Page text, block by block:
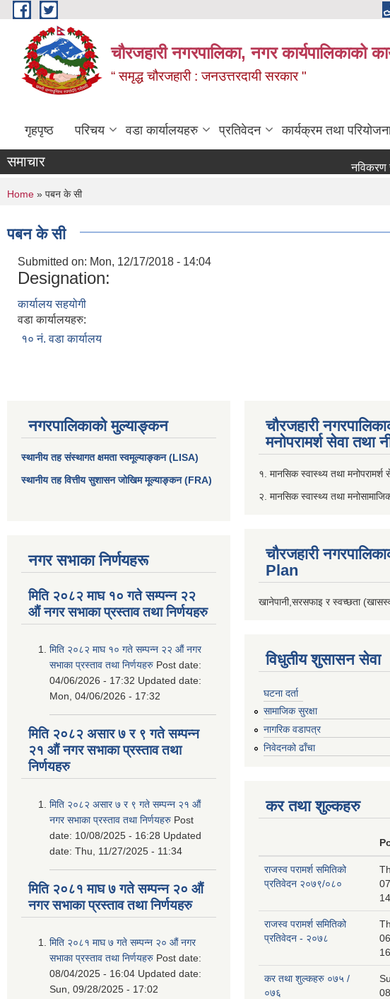
Skip to main content
चौरजहारी नगरपालिका, नगर कार्यपालिकाको
“ समृद्ध चौरजहारी : जनउत्तरदायी सरकार "
गृहपृष्ठ परिचय वडा कार्यालयहरु प्रतिवेदन कार्यक्रम तथा
समाचार नविकरण
You are here
Home » पबन के सी
पबन के सी
Submitted on: Mon, 12/17/2018 - 14:04
Designation:
कार्यालय सहयोगी
वडा कार्यालयहरु:
१० नं. वडा कार्यालय
नगरपालिकाको मुल्याङ्कन
स्थानीय तह संस्थागत क्षमता स्वमूल्याङ्कन (LISA)
स्थानीय तह वित्तीय सुशासन जोखिम मूल्याङ्कन (FRA)
नगर सभाका निर्णयहरू
मिति २०८२ माघ १० गते सम्पन्न २२
औं नगर सभाका प्रस्ताव तथा निर्णयहरु
मिति २०८२ माघ १० गते सम्पन्न २२ औं नगर
सभाका प्रस्ताव तथा निर्णयहरु Post date:
04/06/2026 - 17:32 Updated date:
Mon, 04/06/2026 - 17:32
मिति २०८२ असार ७ र ९ गते सम्पन्न
२१ औं नगर सभाका प्रस्ताव तथा
निर्णयहरु
मिति २०८२ असार ७ र ९ गते सम्पन्न २१ औं
नगर सभाका प्रस्ताव तथा निर्णयहरु Post
date: 10/08/2025 - 16:28 Updated
date: Thu, 11/27/2025 - 11:34
मिति २०८१ माघ ७ गते सम्पन्न २० औं
नगर सभाका प्रस्ताव तथा निर्णयहरु
मिति २०८१ माघ ७ गते सम्पन्न २० औं नगर
सभाका प्रस्ताव तथा निर्णयहरु Post date:
08/04/2025 - 16:04 Updated date:
Sun, 09/28/2025 - 17:02
चौरजहारी
मनोपरामर्श सेवा तथा
१. मानसिक स्वास्थ्य तथा मनोपरामर्श
२. मानसिक स्वास्थ्य तथा
चौरजहारी
Plan
खानेपानी,सरसफाइ र स्वच्छता
विधुतीय शुसासन सेवा
घटना दर्ता
सामाजिक सुरक्षा
नागरिक वडापत्र
निवेदनको ढाँचा
कर तथा शुल्कहरु
राजस्व परामर्श समितिको
प्रतिवेदन २०७९/०८०
राजस्व परामर्श समितिको
प्रतिवेदन - २०७८
कर तथा शुल्कहरु ०७५ /
०७६